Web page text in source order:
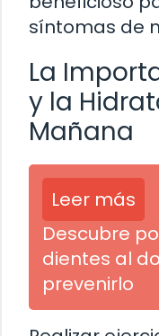
síntomas de
La
y la
Mañana
Leer más
Descubre
dientes al
prevenirlo